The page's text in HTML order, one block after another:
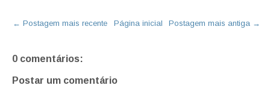
← Postagem mais recente Postagem mais antiga →
Página inicial
0 comentários:
Postar um comentário